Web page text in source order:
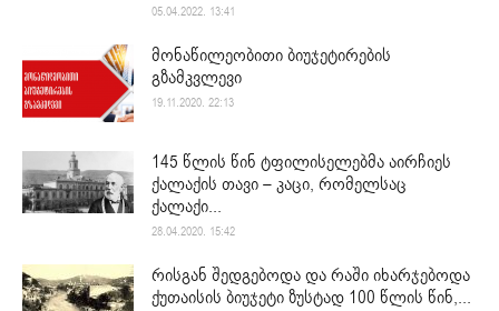
05.04.2022. 13:41
მონაწილეობითი ბიუჯეტირების
გზამკვლევი
19.11.2020. 22:13
145 წლის წინ ტფილისელებმა აირჩიეს
ქალაქის თავი – კაცი, რომელსაც
ქალაქი...
28.04.2020. 15:42
რისგან შედგებოდა და რაში იხარჯებოდა
ქუთაისის ბიუჯეტი ზუსტად 100 წლის წინ,...